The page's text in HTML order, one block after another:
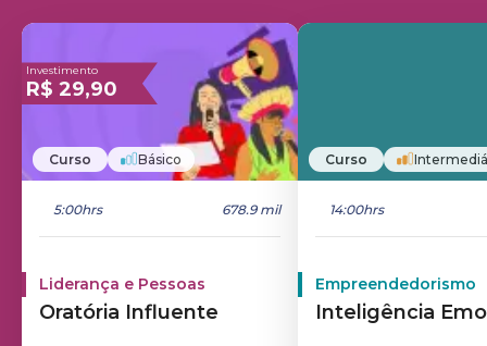
Investimento
R$ 29,90
Curso Básico
5:00hrs 678.9 mil
Liderança e Pessoas
Oratória Influente
Curso
14:00hrs
Empreendedorismo
Inteligência